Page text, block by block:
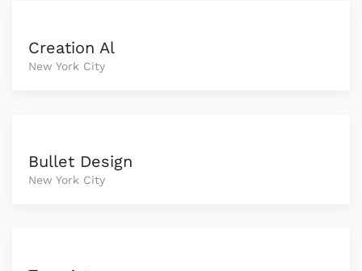
Creation Al
New York City
Bullet Design
New York City